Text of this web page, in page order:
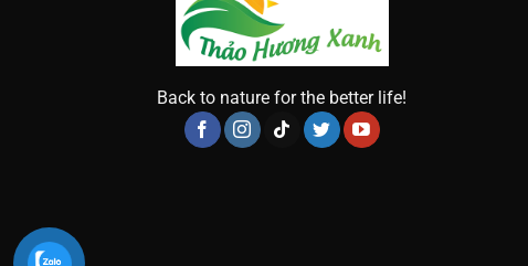
Back to nature for the better life!